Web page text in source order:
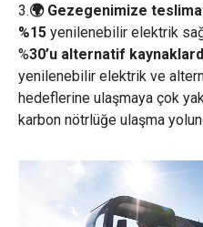
3.🌍 Gezegenimize
%15 yenilenebilir elektrik
%30’u alternatif
yenilenebilir elektrik ve
hedeflerine ulaşmaya çok
karbon nötrlüğe ulaşma